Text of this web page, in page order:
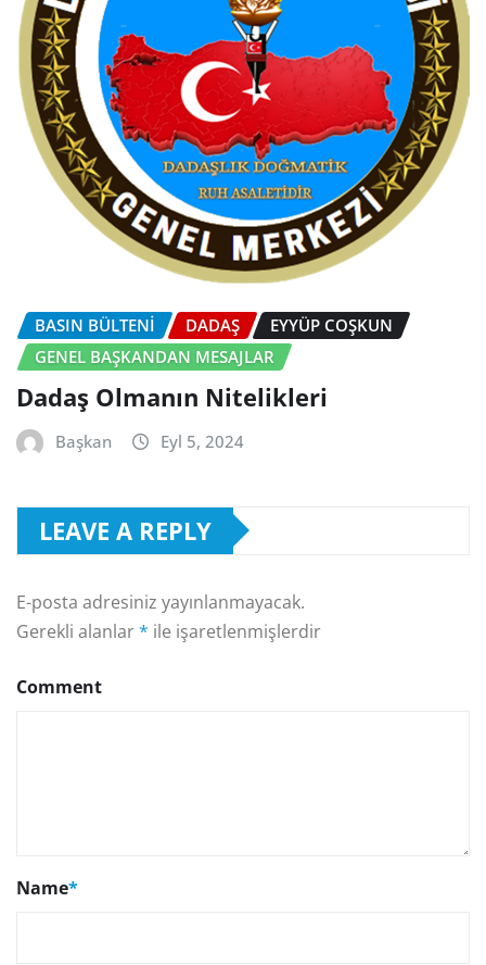
BASIN BÜLTENI DADAŞ
EYYÜP COŞKUN
GENEL BAŞKANDAN MESAJLAR
Dadaş Olmanın Nitelikleri
Başkan Eyl 5, 2024
LEAVE A REPLY
E-posta adresiniz yayınlanmayacak.
Gerekli alanlar* ile işaretlenmişlerdir
Comment
Name*